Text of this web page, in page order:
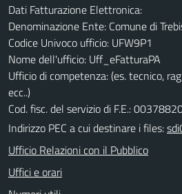
Dati Fatturazione Elettronica:
Denominazione Ente: Comune di
Codice Univoco ufficio: UFW9P1
Nome dell'ufficio: Uff_eFatturaPA
Ufficio di competenza: (es. tecnico,
ecc..)
Cod. fisc. del servizio di F.E.:
Indirizzo PEC a cui destinare i files:
Ufficio Relazioni con il Pubblico
Uffici e orari